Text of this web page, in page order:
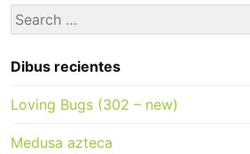
Search
for:
Dibus recientes
Loving Bugs (302 – new)
Medusa azteca